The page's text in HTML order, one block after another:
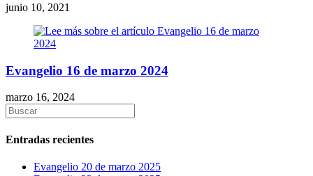
junio 10, 2021
Evangelio 16 de marzo 2024
marzo 16, 2024
Entradas recientes
Evangelio 20 de marzo 2025